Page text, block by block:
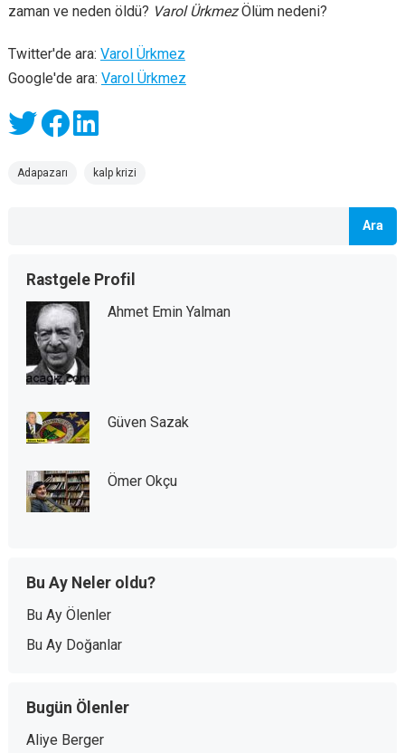
zaman ve neden öldü? Varol ÜrkmezÖlüm nedeni?
Twitter'de ara: Varol Ürkmez
Google'de ara: Varol Ürkmez
Adapazarı kalp krizi
Ara
Rastgele Profil
Ahmet Emin Yalman
Güven Sazak
Ömer Okçu
Bu Ay Neler oldu?
Bu Ay Ölenler
Bu Ay Doğanlar
Bugün Ölenler
Aliye Berger